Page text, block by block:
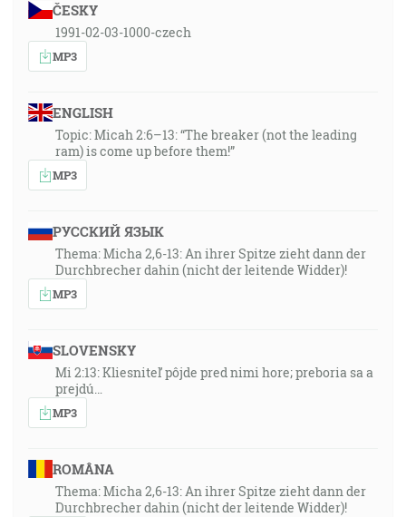
ČESKY
1991-02-03-1000-czech
MP3
ENGLISH
Topic: Micah 2:6–13: “The breaker (not the leading
ram) is come up before them!”
MP3
РУССКИЙ ЯЗЫК
Thema: Micha 2,6-13: An ihrer Spitze zieht dann der
Durchbrecher dahin (nicht der leitende Widder)!
MP3
SLOVENSKY
Mi 2:13: Kliesniteľ pôjde pred nimi hore; preboria sa a
prejdú…
MP3
ROMÂNA
Thema: Micha 2,6-13: An ihrer Spitze zieht dann der
Durchbrecher dahin (nicht der leitende Widder)!